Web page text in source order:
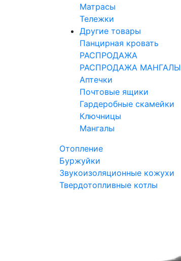
Матрасы
Тележки
Другие товары
Панцирная кровать
РАСПРОДАЖА
РАСПРОДАЖА МАНГАЛЫ
Аптечки
Почтовые ящики
Гардеробные скамейки
Ключницы
Мангалы
Отопление
Буржуйки
Звукоизоляционные кожухи
Твердотопливные котлы